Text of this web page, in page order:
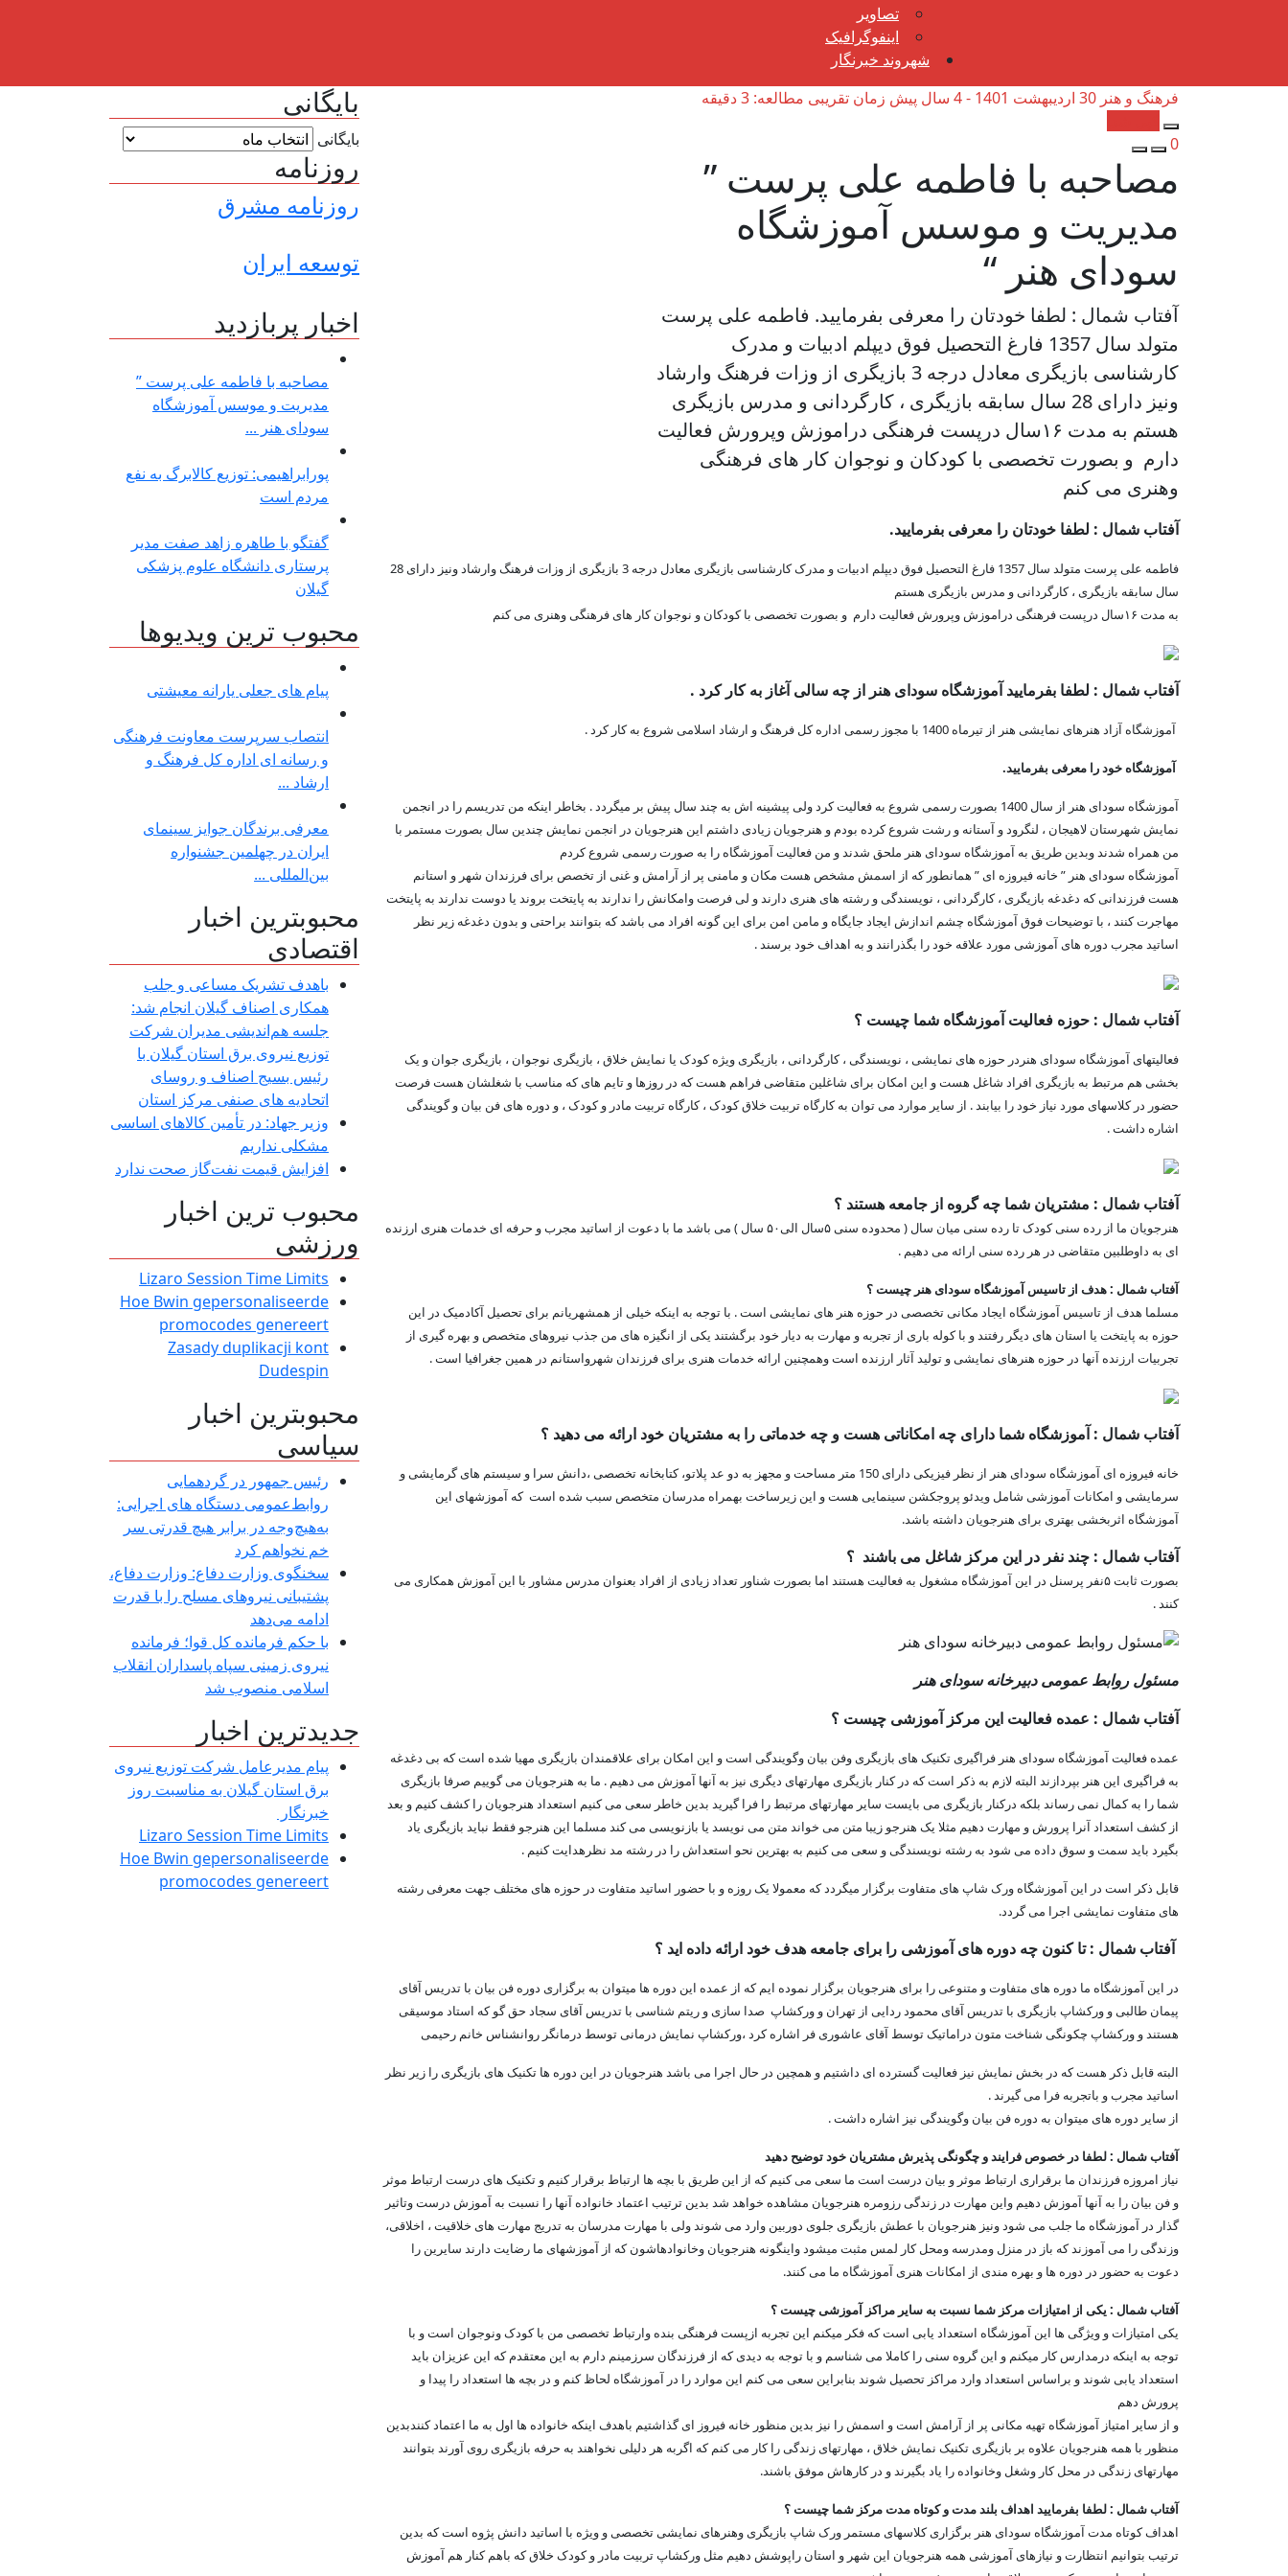
تصاویر
اینفوگرافیک
شهروند خبرنگار
فرهنگ و هنر 30 اردیبهشت 1401 - 4 سال پیش
زمان تقریبی مطالعه: 3 دقیقه
0
مصاحبه با فاطمه علی پرست ”
مدیریت و موسس آموزشگاه
سودای هنر “
آفتاب شمال : لطفا خودتان را معرفی بفرمایید. فاطمه علی پرست
متولد سال 1357 فارغ التحصیل فوق دیپلم ادبیات و مدرک
کارشناسی بازیگری معادل درجه 3 بازیگری از وزات فرهنگ وارشاد
ونیز دارای 28 سال سابقه بازیگری ، کارگردانی و مدرس بازیگری
هستم به مدت ۱۶سال درپست فرهنگی دراموزش وپرورش فعالیت
دارم و بصورت تخصصی با کودکان و نوجوان کار های فرهنگی
وهنری می کنم
آفتاب شمال : لطفا خودتان را معرفی بفرمایید.
فاطمه علی پرست متولد سال 1357 فارغ التحصیل فوق دیپلم ادبیات و مدرک کارشناسی بازیگری معادل درجه 3 بازیگری از وزات فرهنگ وارشاد ونیز دارای 28
سال سابقه بازیگری ، کارگردانی و مدرس بازیگری هستم
به مدت ۱۶سال درپست فرهنگی دراموزش وپرورش فعالیت دارم و بصورت تخصصی با کودکان و نوجوان کار های فرهنگی وهنری می کنم
آفتاب شمال : لطفا بفرمایید آموزشگاه سودای هنر از چه سالی آغاز به کار کرد .
آموزشگاه آزاد هنرهای نمایشی هنر از تیرماه 1400 با مجوز رسمی اداره کل فرهنگ و ارشاد اسلامی شروع به کار کرد .
آموزشگاه خود را معرفی بفرمایید.
آموزشگاه سودای هنر از سال 1400 بصورت رسمی شروع به فعالیت کرد ولی پیشینه اش به چند سال پیش بر میگردد . بخاطر اینکه من تدریسم را در انجمن
نمایش شهرستان لاهیجان ، لنگرود و آستانه و رشت شروع کرده بودم و هنرجویان زیادی داشتم این هنرجویان در انجمن نمایش چندین سال بصورت مستمر با
من همراه شدند وبدین طریق به آموزشگاه سودای هنر ملحق شدند و من فعالیت آموزشگاه را به صورت رسمی شروع کردم
آموزشگاه سودای هنر ” خانه فیروزه ای ” همانطور که از اسمش مشخص هست مکان و مامنی پر از آرامش و غنی از تخصص برای فرزندان شهر و استانم
هست فرزندانی که دغدغه بازیگری ، کارگردانی ، نویسندگی و رشته های هنری دارند و لی فرصت وامکانش را ندارند به پایتخت بروند یا دوست ندارند به پایتخت
مهاجرت کنند ، با توضیحات فوق آموزشگاه چشم اندازش ایجاد جایگاه و مامن امن برای این گونه افراد می باشد که بتوانند براحتی و بدون دغدغه زیر نظر
اساتید مجرب دوره های آموزشی مورد علاقه خود را بگذرانند و به اهداف خود برسند .
آفتاب شمال : حوزه فعالیت آموزشگاه شما چیست ؟
فعالیتهای آموزشگاه سودای هنردر حوزه های نمایشی ، نویسندگی ، کارگردانی ، بازیگری ویژه کودک یا نمایش خلاق ، بازیگری نوجوان ، بازیگری جوان و یک
بخشی هم مرتبط به بازیگری افراد شاغل هست و این امکان برای شاغلین متقاضی فراهم هست که در روزها و تایم های که مناسب با شغلشان هست فرصت
حضور در کلاسهای مورد نیاز خود را بیابند . از سایر موارد می توان به کارگاه تربیت خلاق کودک ، کارگاه تربیت مادر و کودک ، و دوره های فن بیان و گویندگی
اشاره داشت .
آفتاب شمال : مشتریان شما چه گروه از جامعه هستند ؟
هنرجویان ما از رده سنی کودک تا رده سنی میان سال ( محدوده سنی ۵سال الی۵۰ سال ) می باشد ما با دعوت از اساتید مجرب و حرفه ای خدمات هنری ارزنده
ای به داوطلبین متقاضی در هر رده سنی ارائه می دهیم .
آفتاب شمال : هدف از تاسیس آموزشگاه سودای هنر چیست ؟
مسلما هدف از تاسیس آموزشگاه ایجاد مکانی تخصصی در حوزه هنر های نمایشی است . با توجه به اینکه خیلی از همشهریانم برای تحصیل آکادمیک در این
حوزه به پایتخت یا استان های دیگر رفتند و با کوله باری از تجربه و مهارت به دیار خود برگشتند یکی از انگیزه های من جذب نیروهای متخصص و بهره گیری از
تجربیات ارزنده آنها در حوزه هنرهای نمایشی و تولید آثار ارزنده است وهمچنین ارائه خدمات هنری برای فرزندان شهرواستانم در همین جغرافیا است .
آفتاب شمال : آموزشگاه شما دارای چه امکاناتی هست و چه خدماتی را به مشتریان خود ارائه می دهید ؟
خانه فیروزه ای آموزشگاه سودای هنر از نظر فیزیکی دارای 150 متر مساحت و مجهز به دو عد پلاتو، کتابخانه تخصصی ،دانش سرا و سیستم های گرمایشی و
سرمایشی و امکانات آموزشی شامل ویدئو پروجکشن سینمایی هست و این زیرساخت بهمراه مدرسان متخصص سبب شده است که آموزشهای این
آموزشگاه اثربخشی بهتری برای هنرجویان داشته باشد.
آفتاب شمال : چند نفر در این مرکز شاغل می باشند ؟
بصورت ثابت ۵نفر پرسنل در این آموزشگاه مشغول به فعالیت هستند اما بصورت شناور تعداد زیادی از افراد بعنوان مدرس مشاور با این آموزش همکاری می
کنند .
مسئول روابط عمومی دبیرخانه سودای هنر
آفتاب شمال : عمده فعالیت این مرکز آموزشی چیست ؟
عمده فعالیت آموزشگاه سودای هنر فراگیری تکنیک های بازیگری وفن بیان وگویندگی است و این امکان برای علاقمندان بازیگری مهیا شده است که بی دغدغه
به فراگیری این هنر بپردازند البته لازم به ذکر است که در کنار بازیگری مهارتهای دیگری نیز به آنها آموزش می دهیم . ما به هنرجویان می گوییم صرفا بازیگری
شما را به کمال نمی رساند بلکه درکنار بازیگری می بایست سایر مهارتهای مرتبط را فرا گیرید بدین خاطر سعی می کنیم استعداد هنرجویان را کشف کنیم و بعد
از کشف استعداد آنرا پرورش و مهارت دهیم مثلا یک هنرجو زیبا متن می خواند متن می نویسد یا بازنویسی می کند مسلما این هنرجو فقط نباید بازیگری یاد
بگیرد باید سمت و سوق داده می شود به رشته نویسندگی و سعی می کنیم به بهترین نحو استعداش را در رشته مد نظرهدایت کنیم .
قابل ذکر است در این آموزشگاه ورک شاپ های متفاوت برگزار میگردد که معمولا یک روزه و با حضور اساتید متفاوت در حوزه های مختلف جهت معرفی رشته
های متفاوت نمایشی اجرا می گردد.
آفتاب شمال : تا کنون چه دوره های آموزشی را برای جامعه هدف خود ارائه داده اید ؟
در این آموزشگاه ما دوره های متفاوت و متنوعی را برای هنرجویان برگزار نموده ایم که از عمده این دوره ها میتوان به برگزاری دوره فن بیان با تدریس آقای
پیمان طالبی و ورکشاپ بازیگری با تدریس آقای محمود ردایی از تهران و ورکشاپ صدا سازی و ریتم شناسی با تدریس آقای سجاد حق گو که استاد موسیقی
هستند و ورکشاپ چکونگی شناخت متون دراماتیک توسط آقای عاشوری فر اشاره کرد ،ورکشاپ نمایش درمانی توسط درمانگر روانشناس خانم رحیمی
البته قابل ذکر هست که در بخش نمایش نیز فعالیت گسترده ای داشتیم و همچین در حال اجرا می باشد هنرجویان در این دوره ها تکنیک های بازیگری را زیر نظر
اساتید مجرب و باتجربه فرا می گیرند .
از سایر دوره های میتوان به دوره فن بیان وگویندگی نیز اشاره داشت .
آفتاب شمال : لطفا در خصوص فرایند و چگونگی پذیرش مشتریان خود توضیح دهید
نیاز امروزه فرزندان ما برقراری ارتباط موثر و بیان درست است ما سعی می کنیم که از این طریق با بچه ها ارتباط برقرار کنیم و تکنیک های درست ارتباط موثر
و فن بیان را به آنها آموزش دهیم واین مهارت در زندگی رزومره هنرجویان مشاهده خواهد شد بدین ترتیب اعتماد خانواده آنها را نسبت به آموزش درست وتاثیر
گذار در آموزشگاه ما جلب می شود ونیز هنرجویان با عطش بازیگری جلوی دوربین وارد می شوند ولی با مهارت مدرسان به تدریج مهارت های خلاقیت ، اخلاقی،
وزندگی را می آموزند که باز در منزل ومدرسه ومحل کار لمس مثبت میشود واینگونه هنرجویان وخانوادهاشون که از آموزشهای ما رضایت دارند سایرین را
دعوت به حضور در دوره ها و بهره مندی از امکانات هنری آموزشگاه ما می کنند.
آفتاب شمال : یکی از امتیازات مرکز شما نسبت به سایر مراکز آموزشی چیست ؟
یکی امتیازات و ویژگی ها این آموزشگاه استعداد یابی است که فکر میکنم این تجربه ازپست فرهنگی بنده وارتباط تخصصی من با کودک ونوجوان است و با
توجه به اینکه درمدارس کار میکنم و این گروه سنی را کاملا می شناسم و با توجه به دیدی که از فرزندگان سرزمینم دارم به این معتقدم که این عزیزان باید
استعداد یابی شوند و براساس استعداد وارد مراکز تحصیل شوند بنابراین سعی می کنم این موارد را در آموزشگاه لحاظ کنم و در بچه ها استعداد را پیدا و
پرورش دهم
و از سایر امتیاز آموزشگاه تهیه مکانی پر از آرامش است و اسمش را نیز بدین منظور خانه فیروز ای گذاشتیم باهدف اینکه خانواده ها اول به ما اعتماد کنندبدین
منظور با همه هنرجویان علاوه بر بازیگری تکنیک نمایش خلاق ، مهارتهای زندگی را کار می کنم که اگربه هر دلیلی نخواهند به حرفه بازیگری روی آورند بتوانند
مهارتهای زندگی در محل کار وشغل وخانواده را یاد بگیرند و در کارهاش موفق باشند.
آفتاب شمال : لطفا بفرمایید اهداف بلند مدت و کوتاه مدت مرکز شما چیست ؟
اهداف کوتاه مدت آموزشگاه سودای هنر برگزاری کلاسهای مستمر ورک شاپ بازیگری وهنرهای نمایشی تخصصی و ویژه با اساتید دانش پژوه است که بدین
ترتیب بتوانیم انتظارت و نیازهای آموزشی همه هنرجویان این شهر و استان راپوشش دهیم مثل ورکشاپ تربیت مادر و کودک خلاق که باهم کنار هم آموزش
بایگانی
بایگانی
روزنامه
روزنامه مشرق
توسعه ایران
اخبار پربازدید
مصاحبه با فاطمه علی پرست ”
مدیریت و موسس آموزشگاه
سودای هنر ...
پورابراهیمی: توزیع کالابرگ به نفع
مردم است
گفتگو با طاهره زاهد صفت مدیر
پرستاری دانشگاه علوم پزشکی
گیلان
محبوب ترین ویدیوها
پیام های جعلی یارانه معیشتی
انتصاب سرپرست معاونت فرهنگی
و رسانه ای اداره کل فرهنگ و
ارشاد ...
معرفی برندگان جوایز سینمای
ایران در چهلمین جشنواره
بین‌المللی ...
محبوبترین اخبار
اقتصادی
باهدف تشریک مساعی و جلب
همکاری اصناف گیلان انجام شد:
جلسه هم‌اندیشی مدیران شركت
توزیع نیروی برق استان گیلان با
رئیس بسیج اصناف و روسای
اتحادیه های صنفی مركز استان
وزیر جهاد: در تأمین کالاهای اساسی
مشکلی نداریم
افزایش قیمت نفت‌گاز صحت ندارد
محبوب ترین اخبار
ورزشی
Lizaro Session Time Limits
Hoe Bwin gepersonaliseerde
promocodes genereert
Zasady duplikacji kont
Dudespin
محبوبترین اخبار
سیاسی
رئیس جمهور در گردهمایی
روابط‌عمومی دستگاه های اجرایی:
به‌هیچ‌وجه در برابر هیچ قدرتی سر
خم نخواهم کرد
سخنگوی وزارت دفاع: وزارت دفاع،
پشتیبانی نیرو‌های مسلح را با قدرت
ادامه می‌دهد
با حکم فرمانده کل قوا؛ فرمانده
نیروی زمینی سپاه پاسداران انقلاب
اسلامی منصوب شد
جدیدترین اخبار
پیام مدیرعامل شركت توزیع نیروی
برق استان گیلان به مناسبت روز
خبرنگار ‌
Lizaro Session Time Limits
Hoe Bwin gepersonaliseerde
promocodes genereert